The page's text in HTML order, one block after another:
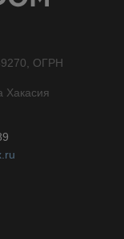
ОГРН
Хакасия